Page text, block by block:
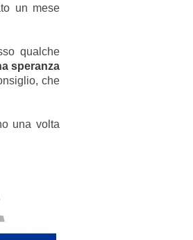
un mese
qualche
speranza
che
una volta